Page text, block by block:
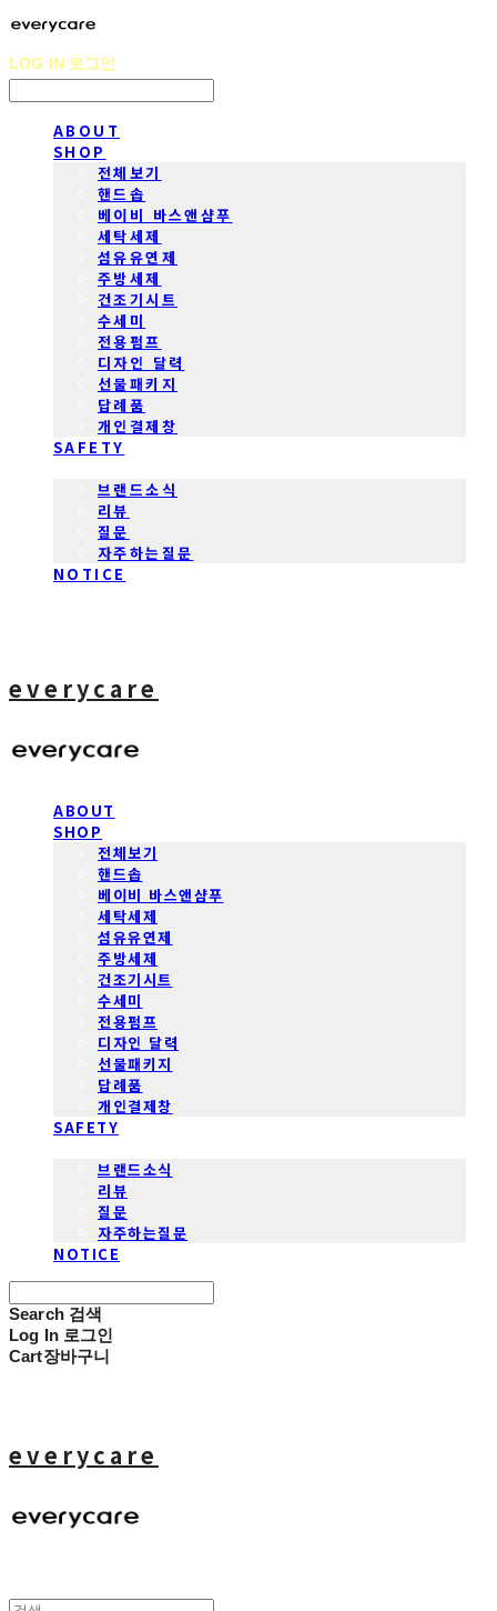
LOG IN 로그인
ABOUT
SHOP
전체보기
핸드솝
베이비 바스앤샴푸
세탁세제
섬유유연제
주방세제
건조기시트
수세미
전용펌프
디자인 달력
선물패키지
답례품
개인결제창
SAFETY
브랜드소식
리뷰
질문
자주하는질문
NOTICE
everycare
ABOUT
SHOP
전체보기
핸드솝
베이비 바스앤샴푸
세탁세제
섬유유연제
주방세제
건조기시트
수세미
전용펌프
디자인 달력
선물패키지
답례품
개인결제창
SAFETY
브랜드소식
리뷰
질문
자주하는질문
NOTICE
Search 검색
Log In 로그인
Cart장바구니
everycare